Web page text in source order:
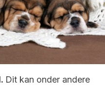
Dit kan onder andere